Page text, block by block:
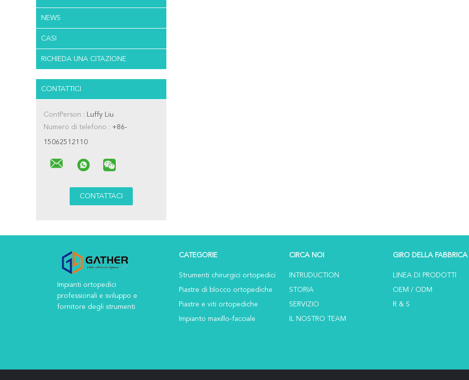
NEWS
CASI
RICHIEDA UNA CITAZIONE
CONTATTICI
ContPerson : Luffy Liu
Numero di telefono : +86-
15062512110
Impianti ortopedici
professionali e sviluppo e
fornitore degli strumenti
CATEGORIE
Strumenti chirurgici ortopedici
Piastre di blocco ortopediche
Piastre e viti ortopediche
Impianto maxillo-facciale
CIRCA NOI
INTRUDUCTION
STORIA
SERVIZIO
IL NOSTRO TEAM
GIRO DELLA FABBRICA
LINEA DI PRODOTTI
OEM / ODM
R & S